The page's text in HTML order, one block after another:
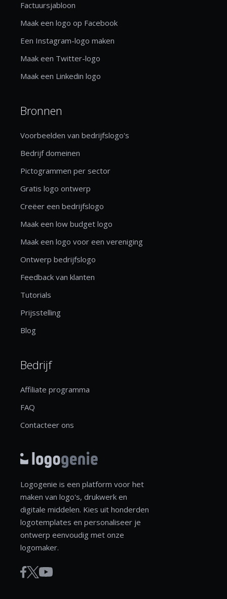
Factuursjabloon
Maak een logo op Facebook
Een Instagram-logo maken
Maak een Twitter-logo
Maak een Linkedin logo
Bronnen
Voorbeelden van bedrijfslogo's
Bedrijf domeinen
Pictogrammen per sector
Gratis logo ontwerp
Creëer een bedrijfslogo
Maak een low budget logo
Maak een logo voor een vereniging
Ontwerp bedrijfslogo
Feedback van klanten
Tutorials
Prijsstelling
Blog
Bedrijf
Affiliate programma
FAQ
Contacteer ons
Logogenie is een platform voor het
maken van logo's, drukwerk en
digitale middelen. Kies uit honderden
logotemplates en personaliseer je
ontwerp eenvoudig met onze
logomaker.